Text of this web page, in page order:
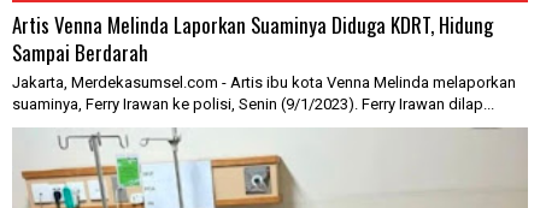
Artis Venna Melinda Laporkan Suaminya Diduga KDRT, Hidung
Sampai Berdarah
Jakarta, Merdekasumsel.com - Artis ibu kota Venna Melinda melaporkan
suaminya, Ferry Irawan ke polisi, Senin (9/1/2023). Ferry Irawan dilap...